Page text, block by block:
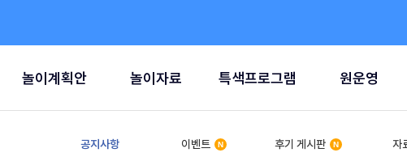
놀이계획안 놀이자료 특색프로그램 원운영
공지사항 이벤트 후기 게시판 자